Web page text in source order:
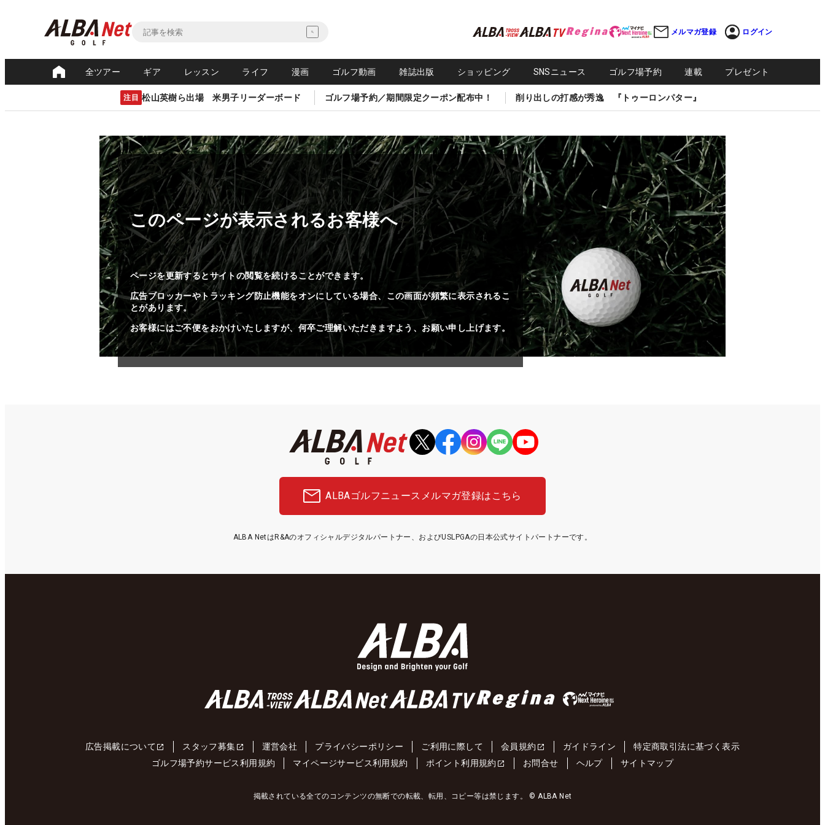
メルマガ登録 ログイン
全ツアー ギア レッスン ライフ 漫画 ゴルフ動画 雑誌出版 ショッピング SNSニュース ゴルフ場予約 連載 プレゼント
注目 松山英樹ら出場 米男子リーダーボード ゴルフ場予約／期間限定クーポン配布中！ 削り出しの打感が秀逸 『トゥーロンパター』
このページが表示されるお客様へ
ページを更新するとサイトの閲覧を続けることができます。
広告ブロッカーやトラッキング防止機能をオンにしている場合、この画面が頻繁に表示されるこ
とがあります。
お客様にはご不便をおかけいたしますが、何卒ご理解いただきますよう、お願い申し上げます。
ALBAゴルフニュース メルマガ登録はこちら
ALBA NetはR&Aのオフィシャルデジタルパートナー、およびUSLPGAの日本公式サイトパートナーです。
広告掲載について スタッフ募集 運営会社 プライバシーポリシー ご利用に際して 会員規約 ガイドライン
特定商取引法に基づく表示
ゴルフ場予約サービス利用規約
マイページサービス利用規約 ポイント利用規約 お問合せ ヘルプ サイトマップ
掲載されている全てのコンテンツの無断での転載、転用、コピー等は禁じます。 © ALBA Net